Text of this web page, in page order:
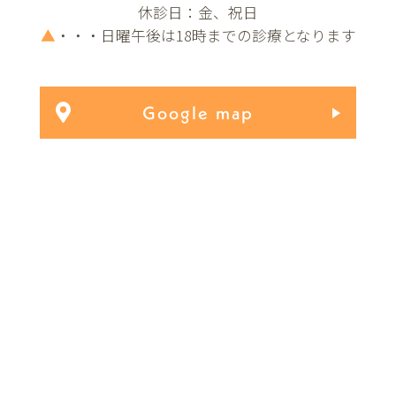
休診日：金、祝日
▲ ・・・日曜午後は18時までの診療となります
Google map